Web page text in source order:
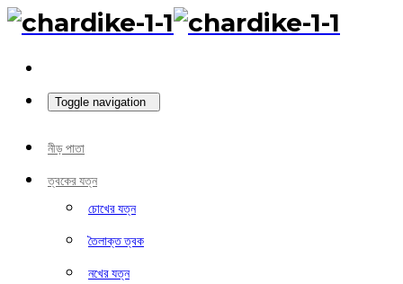
Toggle navigation
নীড় পাতা
ত্বকের যত্ন
চোখের যত্ন
তৈলাক্ত ত্বক
নখের যত্ন